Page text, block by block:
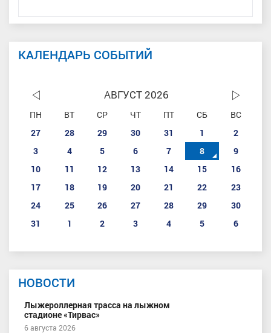
КАЛЕНДАРЬ СОБЫТИЙ
АВГУСТ 2026
ПН ВТ СР ЧТ ПТ СБ
ВС
27
28 29 30 31 1
2
3
4 5 6 7 8
9
10
11 12 13 14 15
16
17
18 19 20 21 22
23
24
25 26 27 28 29
30
31
1 2 3 4 5 6
НОВОСТИ
Лыжероллерная трасса на лыжном
стадионе «Тирвас»
6 августа 2026